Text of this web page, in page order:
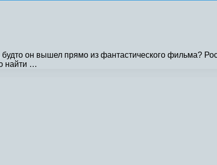
будто он вышел прямо из фантастического фильма?
найти …